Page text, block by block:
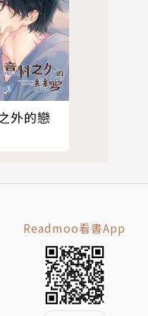
外的戀
Readmoo看書App